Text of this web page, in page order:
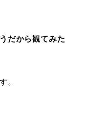
だから観てみた
。